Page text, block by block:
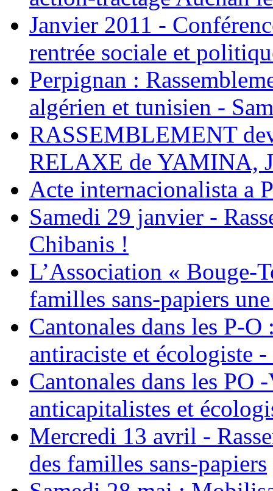
Janvier 2011 -
rentrée sociale et
Perpignan :
algérien et tunisien -
RASSEMBLEMENT
RELAXE de YAMINA,
Acte internacionalista a
Samedi 29 janvier -
Chibanis !
L’Association « Bouge-
familles sans-papiers
Cantonales dans les P-
antiraciste et écologiste
Cantonales dans les PO
anticapitalistes et
Mercredi 13 avril -
des familles sans-papiers